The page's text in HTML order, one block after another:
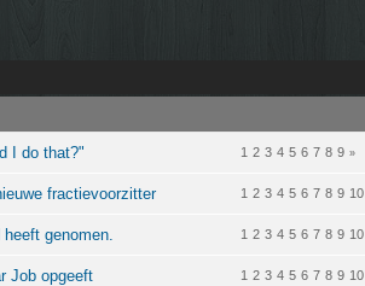
I do that?" 1 2 3 4 5 6 7 8 9 »
fractievoorzitter 1 2 3 4 5 6 7 8 9 10
genomen. 1 2 3 4 5 6 7 8 9 10
Job opgeeft 1 2 3 4 5 6 7 8 9 10